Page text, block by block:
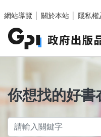
網站導覽
關於本站 隱私權
你想找的好書